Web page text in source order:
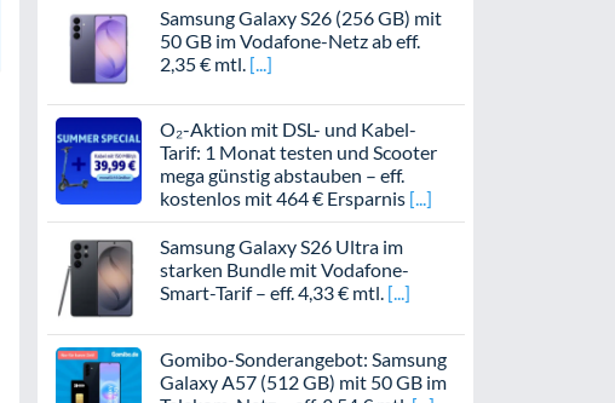
Samsung Galaxy S26 (256 GB) mit
50 GB im Vodafone-Netz ab eff.
2,35 € mtl.
O₂-Aktion mit DSL- und Kabel-
Tarif: 1 Monat testen und Scooter
mega günstig abstauben – eff.
kostenlos mit 464 € Ersparnis
Samsung Galaxy S26 Ultra im
starken Bundle mit Vodafone-
Smart-Tarif – eff. 4,33 € mtl.
Gomibo-Sonderangebot: Samsung
Galaxy A57 (512 GB) mit 50 GB im